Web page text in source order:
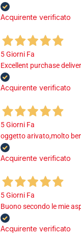
Acquirente verificato
5 Giorni Fa
Excellent purchase
Acquirente verificato
5 Giorni Fa
oggetto arivato,molto
Acquirente verificato
5 Giorni Fa
Buono secondo le mie
Acquirente verificato